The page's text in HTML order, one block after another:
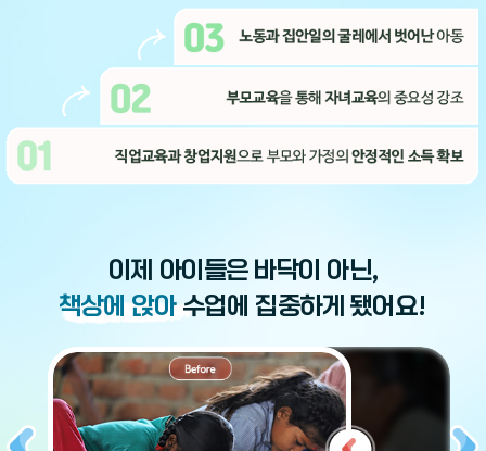
이제 아이들은 바닥이 아닌,
책상에 앉아수업에 집중하게 됐어요!